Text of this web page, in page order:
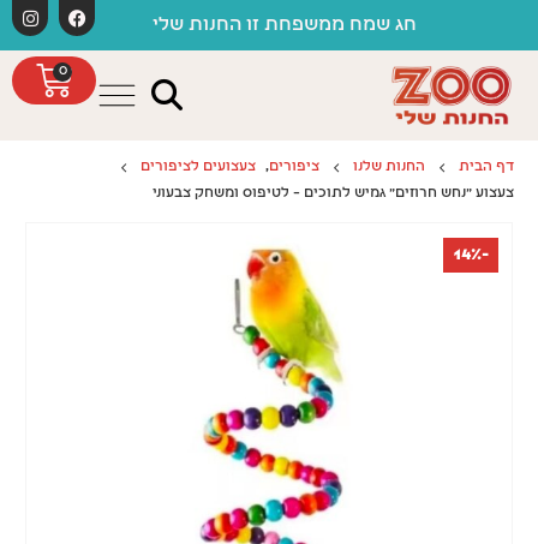
חג שמח ממשפחת זו החנות שלי
0
דף הבית החנות שלנו ציפורים,
צעצועים לציפורים
צעצוע "נחש חרוזים" גמיש לתוכים – לטיפוס ומשחק צבעוני
-14%